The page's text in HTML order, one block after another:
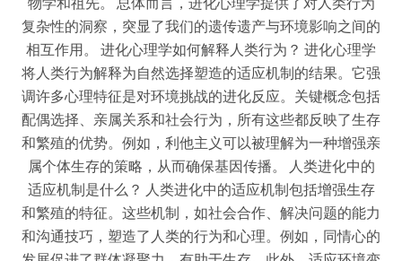
复杂性的洞察，突显了我们的遗传遗产与环境影响之间的
相互作用。 进化心理学如何解释人类行为？ 进化心理学
将人类行为解释为自然选择塑造的适应机制的结果。它强
调许多心理特征是对环境挑战的进化反应。关键概念包括
配偶选择、亲属关系和社会行为，所有这些都反映了生存
和繁殖的优势。例如，利他主义可以被理解为一种增强亲
属个体生存的策略，从而确保基因传播。 人类进化中的
适应机制是什么？ 人类进化中的适应机制包括增强生存
和繁殖的特征。这些机制，如社会合作、解决问题的能力
和沟通技巧，塑造了人类的行为和心理。例如，同情心的